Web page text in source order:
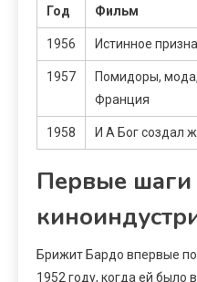
Год Фильм
1956 Истинное
1957
Помидоры,
Франция
1958 И А Бог создал
Первые шаги
Брижит Бардо впервые
1952 году, когда ей было